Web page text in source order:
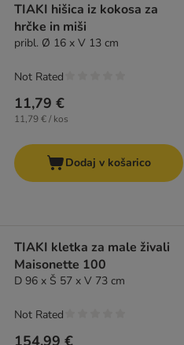
TIAKI hišica iz kokosa za
hrčke in miši
pribl. Ø 16 x V 13 cm
11,79 €
11,79 € / kos
Not Rated
Dodaj v košarico
TIAKI kletka za male živali
Maisonette 100
D 96 x Š 57 x V 73 cm
154,99 €
Not Rated